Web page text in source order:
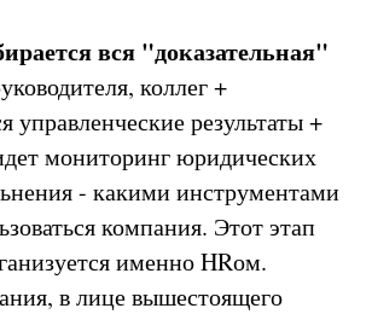
вся "доказательная"
коллег +
управленческие результаты +
мониторинг юридических
- какими инструментами
компания. Этот этап
именно HRом.
в лице вышестоящего